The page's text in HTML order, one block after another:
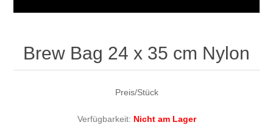
Brew Bag 24 x 35 cm Nylon
Preis/Stück
Verfügbarkeit: Nicht am Lager